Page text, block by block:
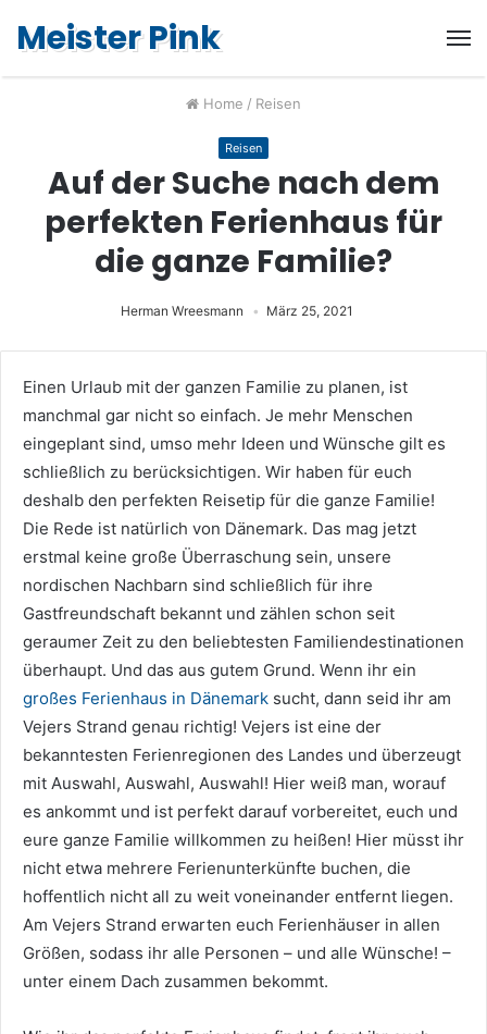
Meister Pink
Home / Reisen
Reisen
Auf der Suche nach dem
perfekten Ferienhaus für
die ganze Familie?
Herman Wreesmann März 25, 2021
Einen Urlaub mit der ganzen Familie zu planen, ist
manchmal gar nicht so einfach. Je mehr Menschen
eingeplant sind, umso mehr Ideen und Wünsche gilt es
schließlich zu berücksichtigen. Wir haben für euch
deshalb den perfekten Reisetip für die ganze Familie!
Die Rede ist natürlich von Dänemark. Das mag jetzt
erstmal keine große Überraschung sein, unsere
nordischen Nachbarn sind schließlich für ihre
Gastfreundschaft bekannt und zählen schon seit
geraumer Zeit zu den beliebtesten Familiendestinationen
überhaupt. Und das aus gutem Grund. Wenn ihr ein
großes Ferienhaus in Dänemark sucht, dann seid ihr am
Vejers Strand genau richtig! Vejers ist eine der
bekanntesten Ferienregionen des Landes und überzeugt
mit Auswahl, Auswahl, Auswahl! Hier weiß man, worauf
es ankommt und ist perfekt darauf vorbereitet, euch und
eure ganze Familie willkommen zu heißen! Hier müsst ihr
nicht etwa mehrere Ferienunterkünfte buchen, die
hoffentlich nicht all zu weit voneinander entfernt liegen.
Am Vejers Strand erwarten euch Ferienhäuser in allen
Größen, sodass ihr alle Personen – und alle Wünsche! –
unter einem Dach zusammen bekommt.